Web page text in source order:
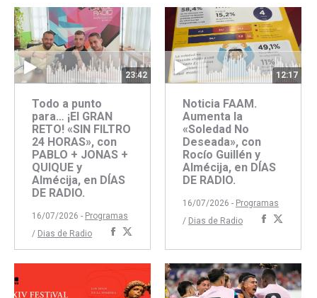
Facebook
Twitter
23:42
Todo a punto
para… ¡El GRAN
RETO! «SIN FILTRO
24 HORAS», con
PABLO + JONAS +
QUIQUE y
Almécija, en DÍAS
DE RADIO.
16/07/2026 - Programas
/ Dias de Radio
Compartir
con
Facebook
con
Twitter
12:17
Noticia FAAM.
Aumenta la
«Soledad No
Deseada», con
Rocío Guillén y
Almécija, en DÍAS
DE RADIO.
16/07/2026 - Programas
/ Dias de Radio
Compartir